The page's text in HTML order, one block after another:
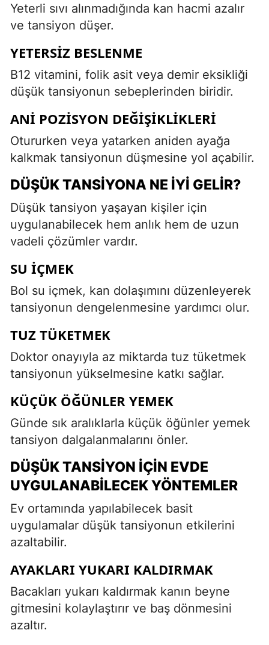
Yeterli sıvı alınmadığında kan hacmi azalır
ve tansiyon düşer.
YETERSIZ BESLENME
B12 vitamini, folik asit veya demir eksikliği
düşük tansiyonun sebeplerinden biridir.
ANI POZISYON DEĞIŞIKLIKLERI
Otururken veya yatarken aniden ayağa
kalkmak tansiyonun düşmesine yol açabilir.
DÜŞÜK TANSIYONA NE İYI GELIR?
Düşük tansiyon yaşayan kişiler için
uygulanabilecek hem anlık hem de uzun
vadeli çözümler vardır.
SU İÇMEK
Bol su içmek, kan dolaşımını düzenleyerek
tansiyonun dengelenmesine yardımcı olur.
TUZ TÜKETMEK
Doktor onayıyla az miktarda tuz tüketmek
tansiyonun yükselmesine katkı sağlar.
KÜÇÜK ÖĞÜNLER YEMEK
Günde sık aralıklarla küçük öğünler yemek
tansiyon dalgalanmalarını önler.
DÜŞÜK TANSIYON İÇIN EVDE
UYGULANABILECEK YÖNTEMLER
Ev ortamında yapılabilecek basit
uygulamalar düşük tansiyonun etkilerini
azaltabilir.
AYAKLARI YUKARI KALDIRMAK
Bacakları yukarı kaldırmak kanın beyne
gitmesini kolaylaştırır ve baş dönmesini
azaltır.